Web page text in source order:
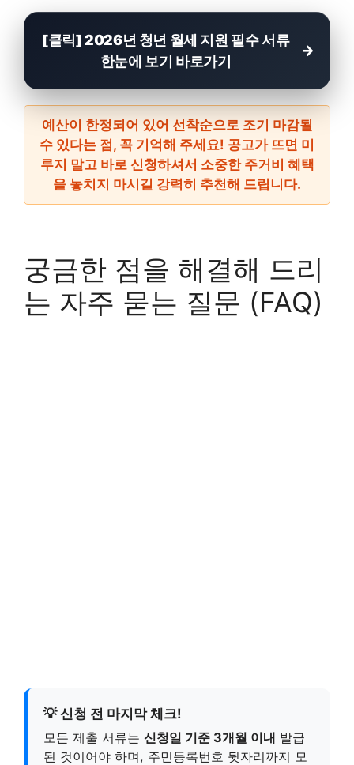
[클릭] 2026년 청년 월세 지원 필수 서류
한눈에 보기 바로가기
예산이 한정되어 있어 선착순으로 조기 마감될
수 있다는 점, 꼭 기억해 주세요! 공고가 뜨면 미
루지 말고 바로 신청하셔서 소중한 주거비 혜택
을 놓치지 마시길 강력히 추천해 드립니다.
궁금한 점을 해결해 드리
는 자주 묻는 질문 (FAQ)
💡 신청 전 마지막 체크!
모든 제출 서류는 신청일 기준 3개월 이내 발급
된 것이어야 하며, 주민등록번호 뒷자리까지 모